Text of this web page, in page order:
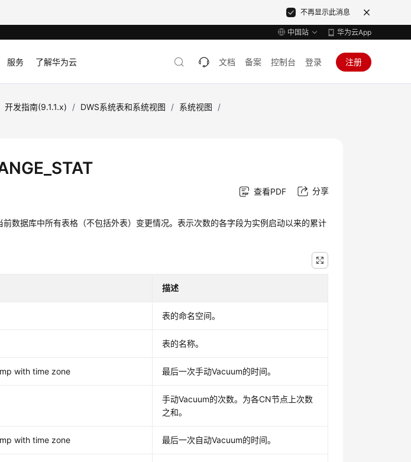
不再显示此消息
中国站 华为云App
服务 了解华为云 文档 备案 控制台 登录 注册
开发指南(9.1.1.x) / DWS系统表和系统视图 / 系统视图
/
查看PDF 分享
前数据库中所有表格（不包括外表）变更情况。表示次数的各字段为实例启动以来的累计
描述
表的命名空间。
表的名称。
with time zone 最后一次手动Vacuum的时间。
手动Vacuum的次数。为各CN节点上次数
之和。
with time zone 最后一次自动Vacuum的时间。